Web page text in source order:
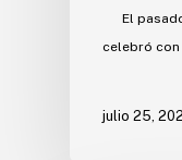
El pasado
celebró
julio 25,